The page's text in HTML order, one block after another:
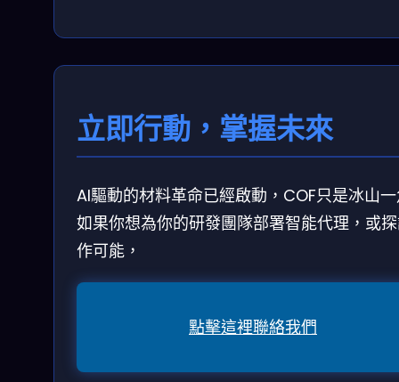
立即行動，掌握未來
AI驅動的材料革命已經啟動，COF只是冰山
如果你想為你的研發團隊部署智能代理，或
作可能，
點擊這裡聯絡我們